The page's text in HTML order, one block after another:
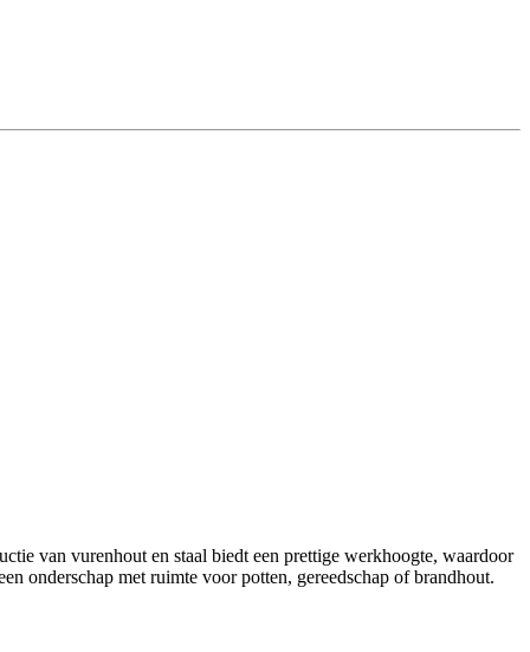
van vurenhout en staal biedt een prettige werkhoogte, waardoor
onderschap met ruimte voor potten, gereedschap of brandhout.